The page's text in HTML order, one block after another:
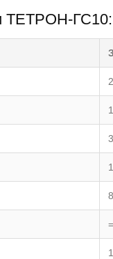
ТЕТРОН-ГС10:
2